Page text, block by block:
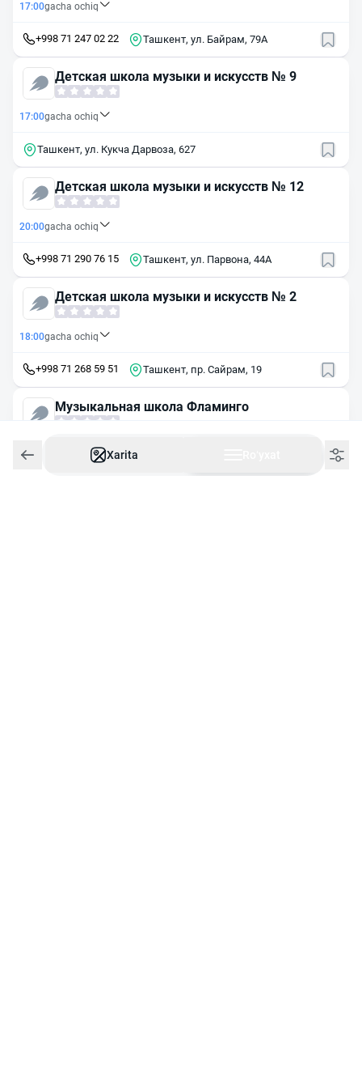
17:00gacha ochiq
+998 71 247 02 22 Ташкент, ул. Байрам, 79A
Детская школа музыки и искусств № 9
17:00gacha ochiq
Ташкент, ул. Кукча Дарвоза, 627
Детская школа музыки и искусств № 12
20:00gacha ochiq
+998 71 290 76 15 Ташкент, ул. Парвона, 44А
Детская школа музыки и искусств № 2
18:00gacha ochiq
+998 71 268 59 51 Ташкент, пр. Сайрам, 19
Музыкальная школа Фламинго
Xarita